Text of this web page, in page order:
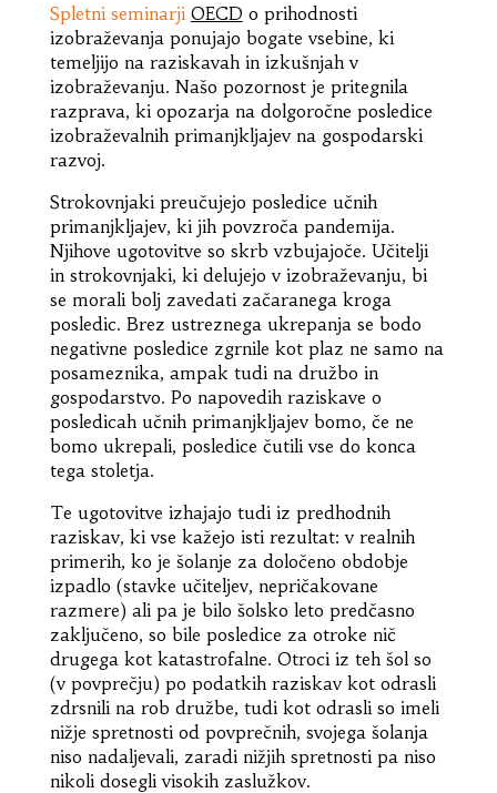
Spletni seminarji OECD o prihodnosti
izobraževanja ponujajo bogate vsebine, ki
temeljijo na raziskavah in izkušnjah v
izobraževanju. Našo pozornost je pritegnila
razprava, ki opozarja na dolgoročne posledice
izobraževalnih primanjkljajev na gospodarski
razvoj.
Strokovnjaki preučujejo posledice učnih
primanjkljajev, ki jih povzroča pandemija.
Njihove ugotovitve so skrb vzbujajoče. Učitelji
in strokovnjaki, ki delujejo v izobraževanju, bi
se morali bolj zavedati začaranega kroga
posledic. Brez ustreznega ukrepanja se bodo
negativne posledice zgrnile kot plaz ne samo na
posameznika, ampak tudi na družbo in
gospodarstvo. Po napovedih raziskave o
posledicah učnih primanjkljajev bomo, če ne
bomo ukrepali, posledice čutili vse do konca
tega stoletja.
Te ugotovitve izhajajo tudi iz predhodnih
raziskav, ki vse kažejo isti rezultat: v realnih
primerih, ko je šolanje za določeno obdobje
izpadlo (stavke učiteljev, nepričakovane
razmere) ali pa je bilo šolsko leto predčasno
zaključeno, so bile posledice za otroke nič
drugega kot katastrofalne. Otroci iz teh šol so
(v povprečju) po podatkih raziskav kot odrasli
zdrsnili na rob družbe, tudi kot odrasli so imeli
nižje spretnosti od povprečnih, svojega šolanja
niso nadaljevali, zaradi nižjih spretnosti pa niso
nikoli dosegli visokih zaslužkov.